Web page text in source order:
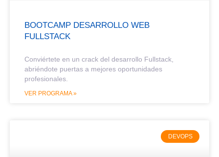
BOOTCAMP DESARROLLO WEB
FULLSTACK
Conviértete en un crack del desarrollo Fullstack
abriéndote puertas a mejores oportunidades
profesionales.
VER PROGRAMA »
DEVOPS